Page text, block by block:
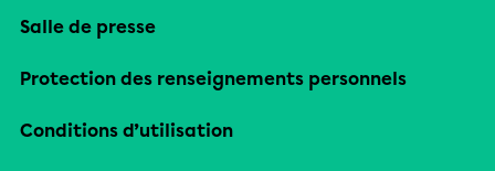
Salle de presse
Protection des renseignements personnels
Conditions d’utilisation